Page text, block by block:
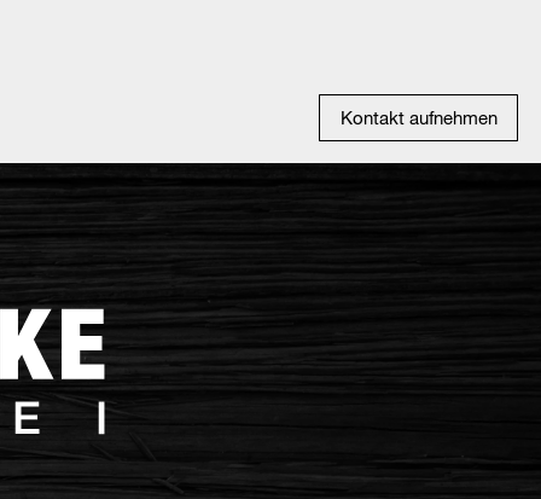
Kontakt aufnehmen